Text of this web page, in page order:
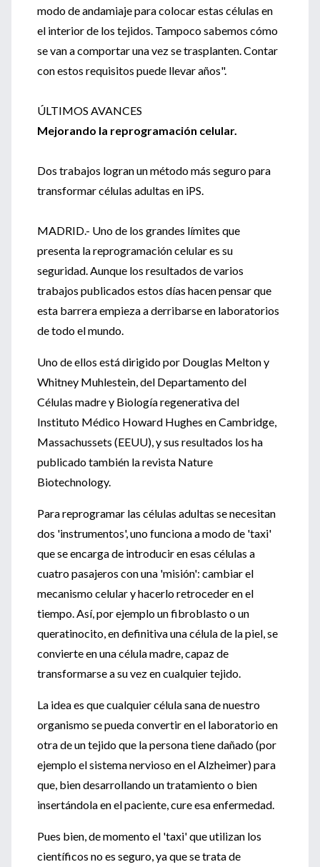
modo de andamiaje para colocar estas células en
el interior de los tejidos. Tampoco sabemos cómo
se van a comportar una vez se trasplanten. Contar
con estos requisitos puede llevar años".
ÚLTIMOS AVANCES
Mejorando la reprogramación celular.
Dos trabajos logran un método más seguro para
transformar células adultas en iPS.
MADRID.- Uno de los grandes límites que
presenta la reprogramación celular es su
seguridad. Aunque los resultados de varios
trabajos publicados estos días hacen pensar que
esta barrera empieza a derribarse en laboratorios
de todo el mundo.
Uno de ellos está dirigido por Douglas Melton y
Whitney Muhlestein, del Departamento del
Células madre y Biología regenerativa del
Instituto Médico Howard Hughes en Cambridge,
Massachussets (EEUU), y sus resultados los ha
publicado también la revista Nature
Biotechnology.
Para reprogramar las células adultas se necesitan
dos 'instrumentos', uno funciona a modo de 'taxi'
que se encarga de introducir en esas células a
cuatro pasajeros con una 'misión': cambiar el
mecanismo celular y hacerlo retroceder en el
tiempo. Así, por ejemplo un fibroblasto o un
queratinocito, en definitiva una célula de la piel, se
convierte en una célula madre, capaz de
transformarse a su vez en cualquier tejido.
La idea es que cualquier célula sana de nuestro
organismo se pueda convertir en el laboratorio en
otra de un tejido que la persona tiene dañado (por
ejemplo el sistema nervioso en el Alzheimer) para
que, bien desarrollando un tratamiento o bien
insertándola en el paciente, cure esa enfermedad.
Pues bien, de momento el 'taxi' que utilizan los
científicos no es seguro, ya que se trata de